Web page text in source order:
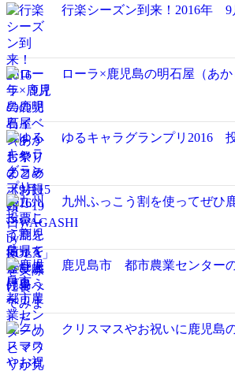
行楽シーズン到来！2016年 9
ローラ×鹿児島の明石屋（あ
ゆるキャラグランプリ2016
九州ふっこう割を使ってぜひ
鹿児島市 都市農業センター
クリスマスやお祝いに鹿児島